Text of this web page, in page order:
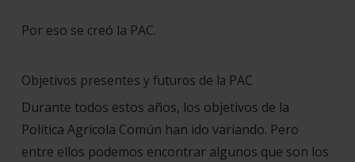
Por eso se creó la PAC.
Objetivos presentes y futuros de la PAC
Durante todos estos años, los objetivos de la
Política Agrícola Común han ido variando. Pero
entre ellos podemos encontrar algunos que son los